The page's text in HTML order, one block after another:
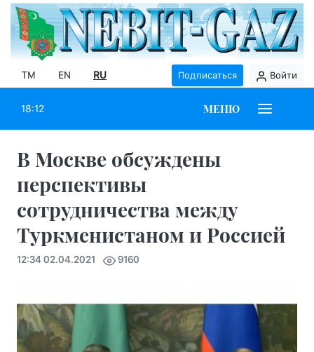
TM EN RU Подписаться Войти
18:12 МЕНЮ
В Москве обсуждены
перспективы
сотрудничества между
Туркменистаном и Россией
12:34 02.04.2021 9160